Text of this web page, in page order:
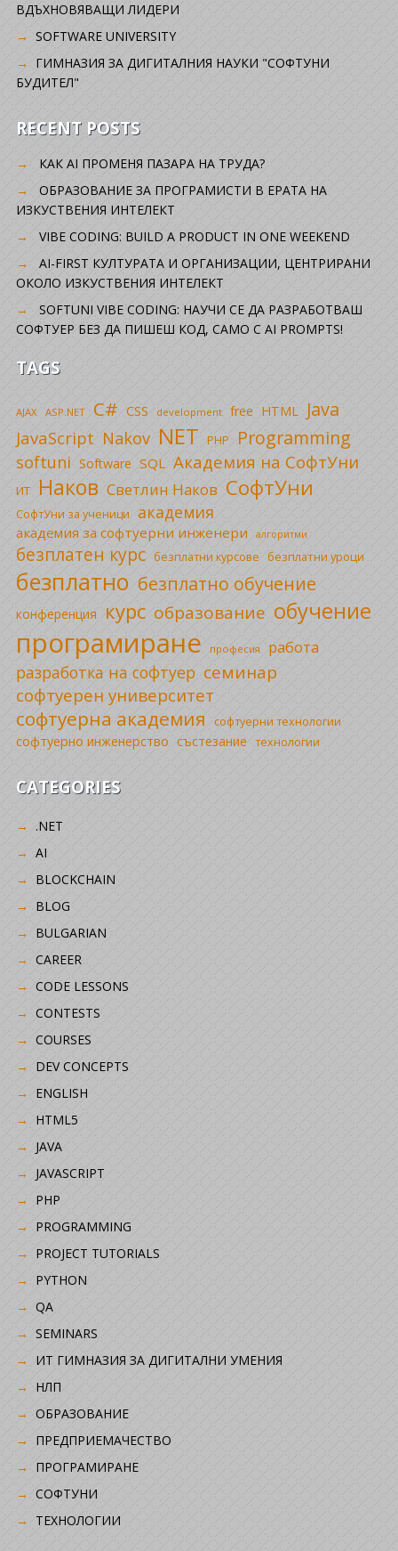
ВДЪХНОВЯВАЩИ ЛИДЕРИ
SOFTWARE UNIVERSITY
ГИМНАЗИЯ ЗА ДИГИТАЛНИЯ НАУКИ "СОФТУНИ
БУДИТЕЛ"
RECENT POSTS
КАК AI ПРОМЕНЯ ПАЗАРА НА ТРУДА?
ОБРАЗОВАНИЕ ЗА ПРОГРАМИСТИ В ЕРАТА НА
ИЗКУСТВЕНИЯ ИНТЕЛЕКТ
VIBE CODING: BUILD A PRODUCT IN ONE WEEKEND
AI-FIRST КУЛТУРАТА И ОРГАНИЗАЦИИ, ЦЕНТРИРАНИ
ОКОЛО ИЗКУСТВЕНИЯ ИНТЕЛЕКТ
SOFTUNI VIBE CODING: НАУЧИ СЕ ДА РАЗРАБОТВАШ
СОФТУЕР БЕЗ ДА ПИШЕШ КОД, САМО С AI PROMPTS!
TAGS
AJAX ASP.NET C# CSS development free HTML Java
JavaScript Nakov NET PHP Programming
softuni Software SQL Академия на СофтУни
ИТ Наков Светлин Наков СофтУни
СофтУни за ученици академия
академия за софтуерни инженери алгоритми
безплатен курс безплатни курсове безплатни уроци
безплатно безплатно обучение
конференция курс образование обучение
програмиране професия работа
разработка на софтуер семинар
софтуерен университет
софтуерна академия софтуерни технологии
софтуерно инженерство състезание технологии
CATEGORIES
.NET
AI
BLOCKCHAIN
BLOG
BULGARIAN
CAREER
CODE LESSONS
CONTESTS
COURSES
DEV CONCEPTS
ENGLISH
HTML5
JAVA
JAVASCRIPT
PHP
PROGRAMMING
PROJECT TUTORIALS
PYTHON
QA
SEMINARS
ИТ ГИМНАЗИЯ ЗА ДИГИТАЛНИ УМЕНИЯ
НЛП
ОБРАЗОВАНИЕ
ПРЕДПРИЕМАЧЕСТВО
ПРОГРАМИРАНЕ
СОФТУНИ
ТЕХНОЛОГИИ